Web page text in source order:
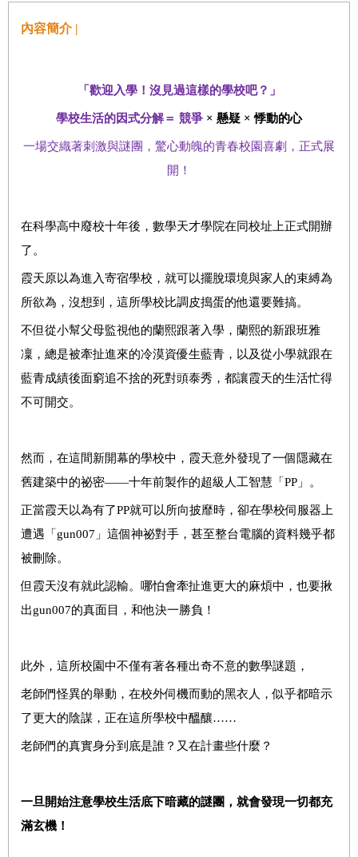
內容簡介 |
「歡迎入學！沒見過這樣的學校吧？」
學校生活的因式分解＝ 競爭 × 懸疑 ×悸動的心
一場交織著刺激與謎團，驚心動魄的青春校園喜劇，正式展
開！
在科學高中廢校十年後，數學天才學院在同校址上正式開辦
了。
霞天原以為進入寄宿學校，就可以擺脫環境與家人的束縛為
所欲為，沒想到，這所學校比調皮搗蛋的他還要難搞。
不但從小幫父母監視他的蘭熙跟著入學，蘭熙的新跟班雅
凜，總是被牽扯進來的冷漠資優生藍青，以及從小學就跟在
藍青成績後面窮追不捨的死對頭泰秀，都讓霞天的生活忙得
不可開交。
然而，在這間新開幕的學校中，霞天意外發現了一個隱藏在
舊建築中的祕密——十年前製作的超級人工智慧「PP」。
正當霞天以為有了PP就可以所向披靡時，卻在學校伺服器上
遭遇「gun007」這個神祕對手，甚至整台電腦的資料幾乎都
被刪除。
但霞天沒有就此認輸。哪怕會牽扯進更大的麻煩中，也要揪
出gun007的真面目，和他決一勝負！
此外，這所校園中不僅有著各種出奇不意的數學謎題，
老師們怪異的舉動，在校外伺機而動的黑衣人，似乎都暗示
了更大的陰謀，正在這所學校中醞釀……
老師們的真實身分到底是誰？又在計畫些什麼？
一旦開始注意學校生活底下暗藏的謎團，就會發現一切都充
滿玄機！